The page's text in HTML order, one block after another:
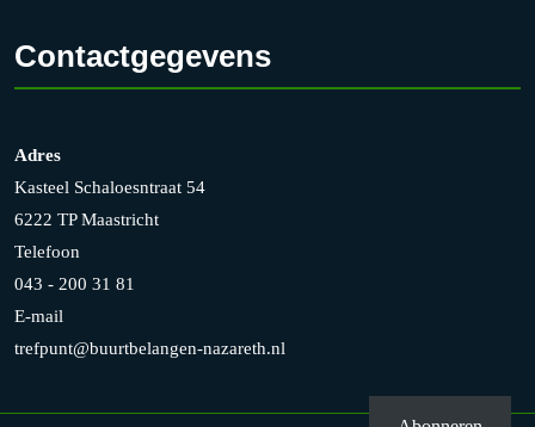
Contactgegevens
Adres
Kasteel Schaloesntraat 54
6222 TP Maastricht
Telefoon
043 - 200 31 81
E-mail
trefpunt@buurtbelangen-nazareth.nl